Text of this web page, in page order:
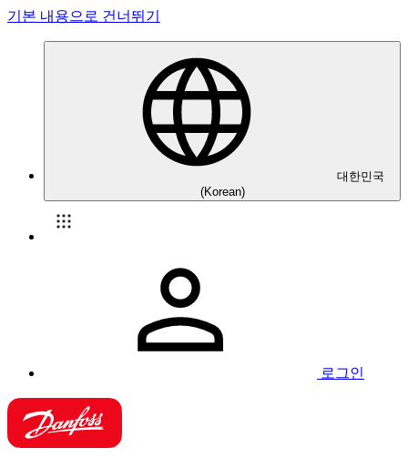
기본 내용으로 건너뛰기
대한민국
(Korean)
로그인